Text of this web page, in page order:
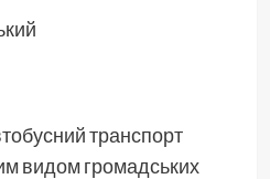
транспорт
видом громадських